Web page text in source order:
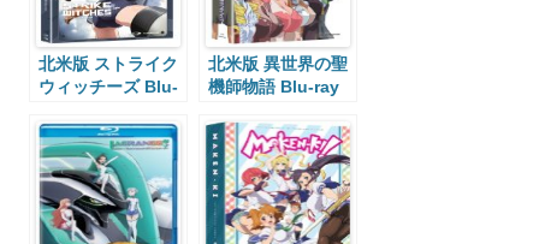
北米版 ストライク
ウィッチーズ Blu-
北米版 異世界の聖
機師物語 Blu-ray